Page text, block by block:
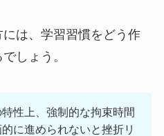
は、学習習慣をどう作
しょう。
性上、強制的な拘束時間
に進められないと挫折リ